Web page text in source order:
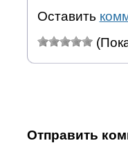
Оставить
Отправить